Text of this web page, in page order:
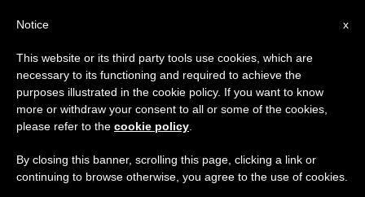
TAG
Posts Tagged ‘فتى’
DERNIÈRES NOUVELLES
x
Notice
This website or its third party tools use cookies, which are
necessary to its functioning and required to achieve the
purposes illustrated in the cookie policy. If you want to know
more or withdraw your consent to all or some of the cookies,
please refer to the cookie policy
By closing this banner, scrolling this page, clicking a link or
continuing to browse otherwise, you agree to the use of cookies.